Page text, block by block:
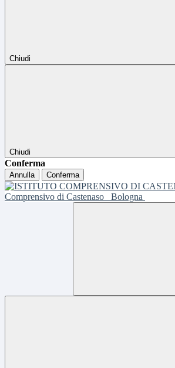
Chiudi
Chiudi
Conferma
Annulla Conferma
Comprensivo di Castenaso
Bologna